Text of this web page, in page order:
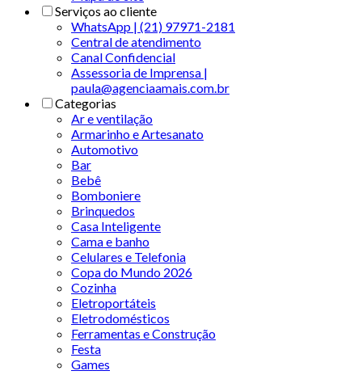
Serviços ao cliente
WhatsApp | (21) 97971-2181
Central de atendimento
Canal Confidencial
Assessoria de Imprensa |
paula@agenciaamais.com.br
Categorias
Ar e ventilação
Armarinho e Artesanato
Automotivo
Bar
Bebê
Bomboniere
Brinquedos
Casa Inteligente
Cama e banho
Celulares e Telefonia
Copa do Mundo 2026
Cozinha
Eletroportáteis
Eletrodomésticos
Ferramentas e Construção
Festa
Games